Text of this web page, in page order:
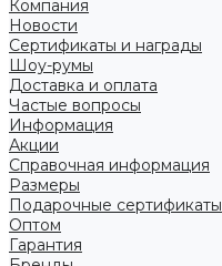
Компания
Новости
Сертификаты и награды
Шоу-румы
Доставка и оплата
Частые вопросы
Информация
Акции
Справочная информация
Размеры
Подарочные сертификаты
Оптом
Гарантия